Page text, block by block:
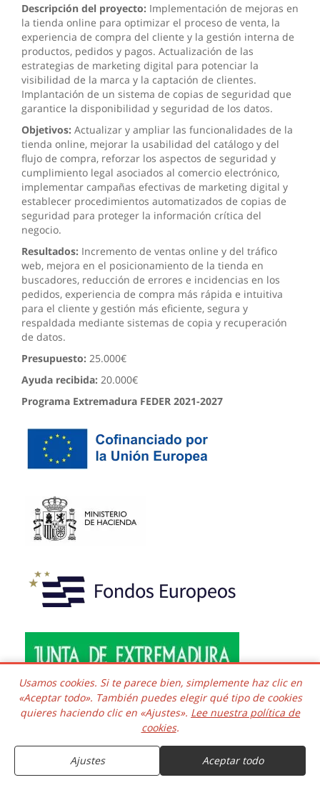
COMPRAR
8.91€9.80€ Entrega estimada el 12 de Agosto
Descripción del proyecto: Implementación de mejoras en
la tienda online para optimizar el proceso de venta, la
experiencia de compra del cliente y la gestión interna de
productos, pedidos y pagos. Actualización de las
estrategias de marketing digital para potenciar la
visibilidad de la marca y la captación de clientes.
Implantación de un sistema de copias de seguridad que
garantice la disponibilidad y seguridad de los datos.
Objetivos: Actualizar y ampliar las funcionalidades de la
tienda online, mejorar la usabilidad del catálogo y del
flujo de compra, reforzar los aspectos de seguridad y
cumplimiento legal asociados al comercio electrónico,
implementar campañas efectivas de marketing digital y
establecer procedimientos automatizados de copias de
seguridad para proteger la información crítica del
negocio.
Resultados: Incremento de ventas online y del tráfico
web, mejora en el posicionamiento de la tienda en
buscadores, reducción de errores e incidencias en los
pedidos, experiencia de compra más rápida e intuitiva
para el cliente y gestión más eficiente, segura y
respaldada mediante sistemas de copia y recuperación
de datos.
Presupuesto: 25.000€
Ayuda recibida: 20.000€
Programa Extremadura FEDER 2021-2027
Copyright © 2016 - 2026 Todos los derechos reservados.
Desarrollado e integrado
Kaframa Technology SL CIF B06758361. Poligono el Nevero
complejo Inmuba Albatros, Manzana 6 Nave 9, 06006,
Badajoz. ESPAÑA.
Usamos cookies. Si te parece bien, simplemente haz clic en
«Aceptar todo». También puedes elegir qué tipo de cookies
quieres haciendo clic en «Ajustes». Lee nuestra política de
cookies.
Ajustes Aceptar todo